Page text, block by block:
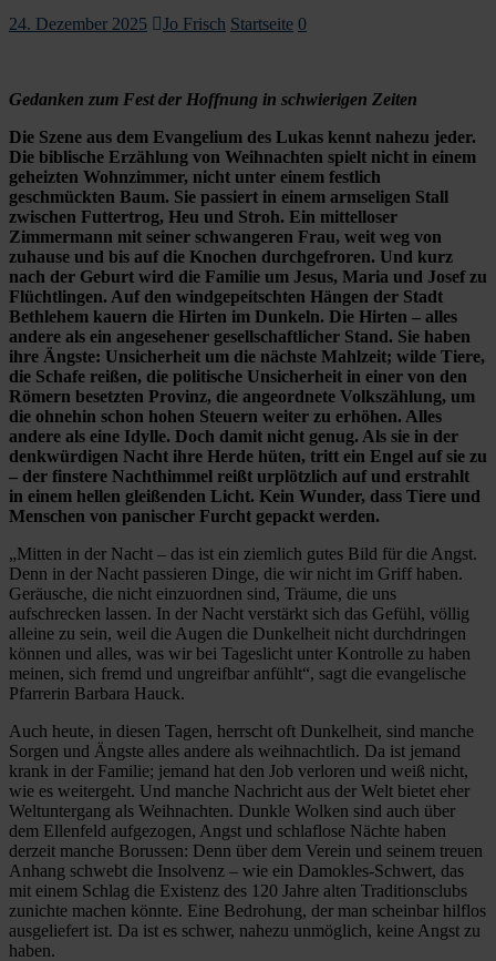
24. Dezember 2025 Jo Frisch Startseite 0
Gedanken zum Fest der Hoffnung in schwierigen Zeiten
Die Szene aus dem Evangelium des Lukas kennt nahezu jeder.
Die biblische Erzählung von Weihnachten spielt nicht in einem
geheizten Wohnzimmer, nicht unter einem festlich
geschmückten Baum. Sie passiert in einem armseligen Stall
zwischen Futtertrog, Heu und Stroh. Ein mittelloser
Zimmermann mit seiner schwangeren Frau, weit weg von
zuhause und bis auf die Knochen durchgefroren. Und kurz
nach der Geburt wird die Familie um Jesus, Maria und Josef zu
Flüchtlingen. Auf den windgepeitschten Hängen der Stadt
Bethlehem kauern die Hirten im Dunkeln. Die Hirten – alles
andere als ein angesehener gesellschaftlicher Stand. Sie haben
ihre Ängste: Unsicherheit um die nächste Mahlzeit; wilde Tiere,
die Schafe reißen, die politische Unsicherheit in einer von den
Römern besetzten Provinz, die angeordnete Volkszählung, um
die ohnehin schon hohen Steuern weiter zu erhöhen. Alles
andere als eine Idylle. Doch damit nicht genug. Als sie in der
denkwürdigen Nacht ihre Herde hüten, tritt ein Engel auf sie zu
– der finstere Nachthimmel reißt urplötzlich auf und erstrahlt
in einem hellen gleißenden Licht. Kein Wunder, dass Tiere und
Menschen von panischer Furcht gepackt werden.
„Mitten in der Nacht – das ist ein ziemlich gutes Bild für die Angst.
Denn in der Nacht passieren Dinge, die wir nicht im Griff haben.
Geräusche, die nicht einzuordnen sind, Träume, die uns
aufschrecken lassen. In der Nacht verstärkt sich das Gefühl, völlig
alleine zu sein, weil die Augen die Dunkelheit nicht durchdringen
können und alles, was wir bei Tageslicht unter Kontrolle zu haben
meinen, sich fremd und ungreifbar anfühlt“, sagt die evangelische
Pfarrerin Barbara Hauck.
Auch heute, in diesen Tagen, herrscht oft Dunkelheit, sind manche
Sorgen und Ängste alles andere als weihnachtlich. Da ist jemand
krank in der Familie; jemand hat den Job verloren und weiß nicht,
wie es weitergeht. Und manche Nachricht aus der Welt bietet eher
Weltuntergang als Weihnachten. Dunkle Wolken sind auch über
dem Ellenfeld aufgezogen, Angst und schlaflose Nächte haben
derzeit manche Borussen: Denn über dem Verein und seinem treuen
Anhang schwebt die Insolvenz – wie ein Damokles-Schwert, das
mit einem Schlag die Existenz des 120 Jahre alten Traditionsclubs
zunichte machen könnte. Eine Bedrohung, der man scheinbar hilflos
ausgeliefert ist. Da ist es schwer, nahezu unmöglich, keine Angst zu
haben.